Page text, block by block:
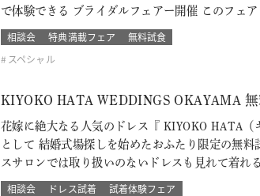
で体験できる ブライダルフェアー開催 このフェ
相談会 特典満載フェア
無料試食
スペシャル
KIYOKO HATA WEDDINGS OKAYAMA
花嫁に絶大なる人気のドレス『 KIYOKO HATA
として 結婚式場探しを始めたおふたり限定の無
スサロンでは取り扱いのないドレスも見れて着れ
相談会 ドレス試着
試着体験フェア